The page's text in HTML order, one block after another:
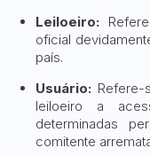
Leiloeiro:
oficial
país.
Usuário: Refere-
leiloeiro a
determinadas
comitente